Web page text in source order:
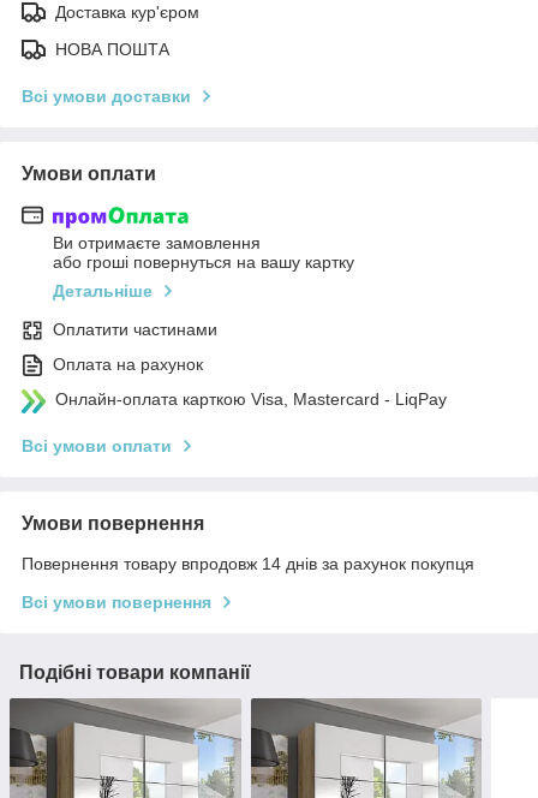
Доставка кур'єром
НОВА ПОШТА
Всі умови доставки
Умови оплати
Ви отримаєте замовлення
або гроші повернуться на вашу картку
Детальніше
Оплатити частинами
Оплата на рахунок
Онлайн-оплата карткою Visa, Mastercard - LiqPay
Всі умови оплати
Умови повернення
Повернення товару впродовж 14 днів за рахунок покупця
Всі умови повернення
Подібні товари компанії